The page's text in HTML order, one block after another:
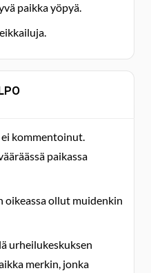
paikka yöpyä.
ei kommentoinut.
paikassa
oikeassa ollut muidenkin
urheilukeskuksen
merkin, jonka